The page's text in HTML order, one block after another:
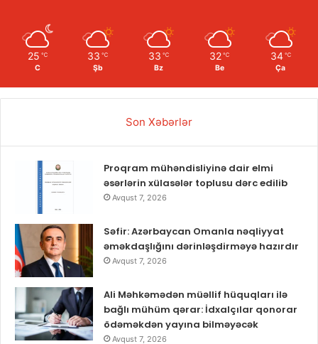
25 ℃
C
33 ℃
Şb
33 ℃
Bz
32 ℃
Be
34 ℃
Ça
Son Xəbərlər
Proqram mühəndisliyinə dair elmi
əsərlərin xülasələr toplusu dərc edilib
Avqust 7, 2026
Səfir: Azərbaycan Omanla nəqliyyat
əməkdaşlığını dərinləşdirməyə hazırdır
Avqust 7, 2026
Ali Məhkəmədən müəllif hüquqları ilə
bağlı mühüm qərar: İdxalçılar qonorar
ödəməkdən yayına bilməyəcək
Avqust 7, 2026